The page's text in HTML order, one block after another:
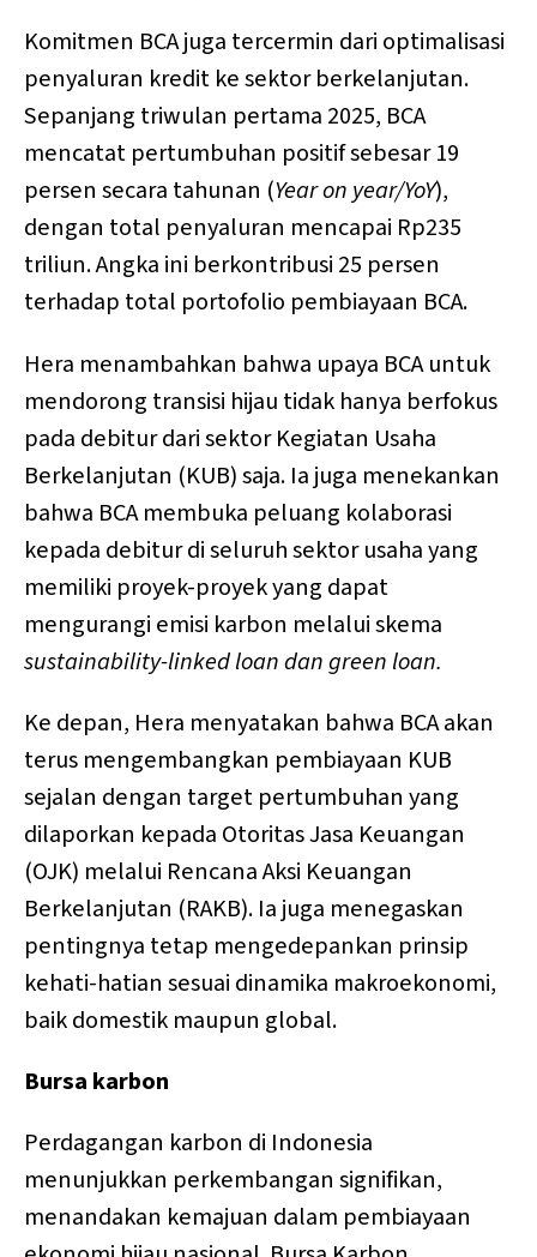
Komitmen BCA juga tercermin dari optimalisasi
penyaluran kredit ke sektor berkelanjutan.
Sepanjang triwulan pertama 2025, BCA
mencatat pertumbuhan positif sebesar 19
persen secara tahunan (Year on year/YoY),
dengan total penyaluran mencapai Rp235
triliun. Angka ini berkontribusi 25 persen
terhadap total portofolio pembiayaan BCA.
Hera menambahkan bahwa upaya BCA untuk
mendorong transisi hijau tidak hanya berfokus
pada debitur dari sektor Kegiatan Usaha
Berkelanjutan (KUB) saja. Ia juga menekankan
bahwa BCA membuka peluang kolaborasi
kepada debitur di seluruh sektor usaha yang
memiliki proyek-proyek yang dapat
mengurangi emisi karbon melalui skema
sustainability-linked loan dan green loan.
Ke depan, Hera menyatakan bahwa BCA akan
terus mengembangkan pembiayaan KUB
sejalan dengan target pertumbuhan yang
dilaporkan kepada Otoritas Jasa Keuangan
(OJK) melalui Rencana Aksi Keuangan
Berkelanjutan (RAKB). Ia juga menegaskan
pentingnya tetap mengedepankan prinsip
kehati-hatian sesuai dinamika makroekonomi,
baik domestik maupun global.
Bursa karbon
Perdagangan karbon di Indonesia
menunjukkan perkembangan signifikan,
menandakan kemajuan dalam pembiayaan